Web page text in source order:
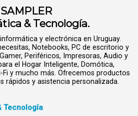
SAMPLER
& Tecnología.
y electrónica en Uruguay.
Notebooks, PC de escritorio y
Periféricos, Impresoras, Audio y
el Hogar Inteligente, Domótica,
Fi y mucho más. Ofrecemos productos
rápidos y asistencia personalizada.
Tecnología